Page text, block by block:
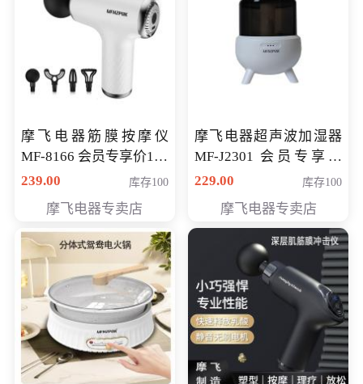
摩飞电器筋膜按摩仪
MF-8166 会员专享价168
元
239.00 库存100
摩飞电器专卖店
摩飞电器超声波加湿器
MF-J2301 会员专享价
168元
229.00 库存100
摩飞电器专卖店